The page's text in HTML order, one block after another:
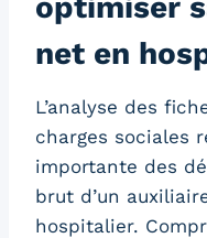
net en
L’analyse des
charges sociales
importante des
brut d’un
hospitalier.